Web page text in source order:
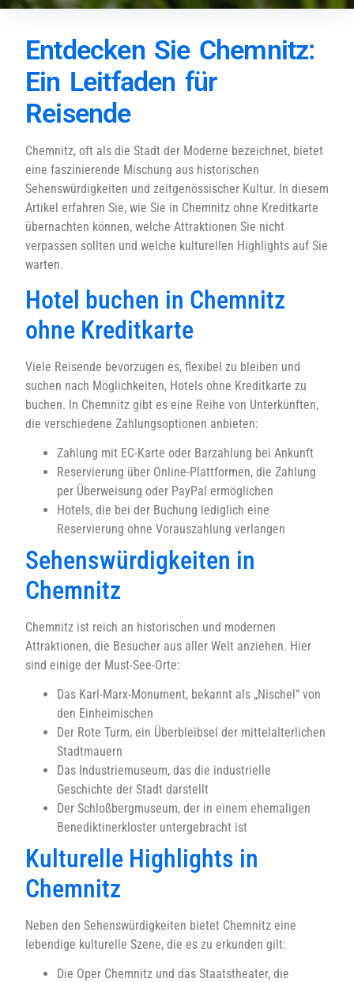
Entdecken Sie Chemnitz:
Ein Leitfaden für
Reisende
Chemnitz, oft als die Stadt der Moderne bezeichnet, bietet
eine faszinierende Mischung aus historischen
Sehenswürdigkeiten und zeitgenössischer Kultur. In diesem
Artikel erfahren Sie, wie Sie in Chemnitz ohne Kreditkarte
übernachten können, welche Attraktionen Sie nicht
verpassen sollten und welche kulturellen Highlights auf Sie
warten.
Hotel buchen in Chemnitz
ohne Kreditkarte
Viele Reisende bevorzugen es, flexibel zu bleiben und
suchen nach Möglichkeiten, Hotels ohne Kreditkarte zu
buchen. In Chemnitz gibt es eine Reihe von Unterkünften,
die verschiedene Zahlungsoptionen anbieten:
Zahlung mit EC-Karte oder Barzahlung bei Ankunft
Reservierung über Online-Plattformen, die Zahlung
per Überweisung oder PayPal ermöglichen
Hotels, die bei der Buchung lediglich eine
Reservierung ohne Vorauszahlung verlangen
Sehenswürdigkeiten in
Chemnitz
Chemnitz ist reich an historischen und modernen
Attraktionen, die Besucher aus aller Welt anziehen. Hier
sind einige der Must-See-Orte:
Das Karl-Marx-Monument, bekannt als „Nischel“ von
den Einheimischen
Der Rote Turm, ein Überbleibsel der mittelalterlichen
Stadtmauern
Das Industriemuseum, das die industrielle
Geschichte der Stadt darstellt
Der Schloßbergmuseum, der in einem ehemaligen
Benediktinerkloster untergebracht ist
Kulturelle Highlights in
Chemnitz
Neben den Sehenswürdigkeiten bietet Chemnitz eine
lebendige kulturelle Szene, die es zu erkunden gilt:
Die Oper Chemnitz und das Staatstheater, die